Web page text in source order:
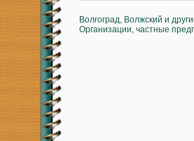
Волгоград, Волжский и
Организации, частные